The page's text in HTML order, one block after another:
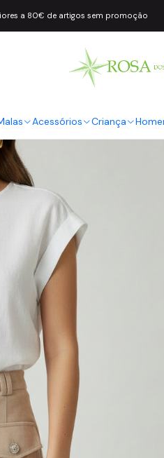
Acessórios Criança
a 80€ de artigos sem promoção